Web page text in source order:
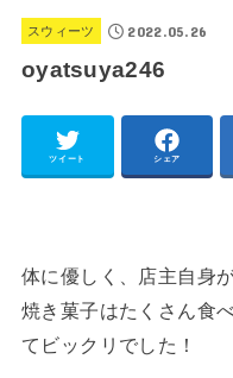
スウィーツ 2022.05.26
oyatsuya246
ツイート シェア
体に優しく、店主自身
焼き菓子はたくさん食
てビックリでした！